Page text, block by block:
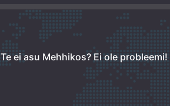
Te ei asu Mehhikos? Ei ole probleemi!